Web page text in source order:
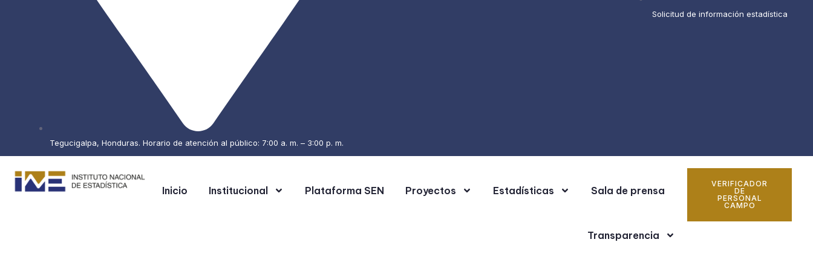
Tegucigalpa, Honduras. Horario de atención al público: 7:00 a. m. – 3:00 p. m.
Solicitud de información estadística
Inicio Institucional Plataforma SEN Proyectos Estadísticas Sala de prensa
Transparencia
VERIFICADOR
DE
PERSONAL
CAMPO